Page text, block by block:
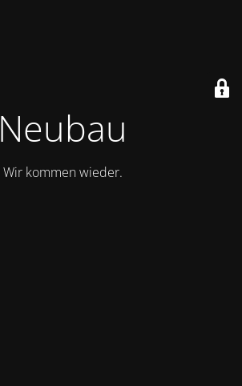
Neubau
Wir kommen wieder.